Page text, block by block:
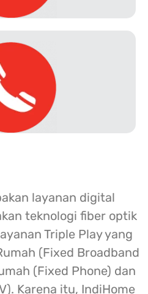
layanan digital
teknologi fiber optik
Triple Play yang
(Fixed Broadband
(Fixed Phone) dan
Karena itu, IndiHome